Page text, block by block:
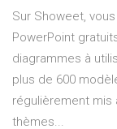
Sur Showeet,
PowerPoint
diagrammes à
plus de 600
régulièrement mis
thèmes...